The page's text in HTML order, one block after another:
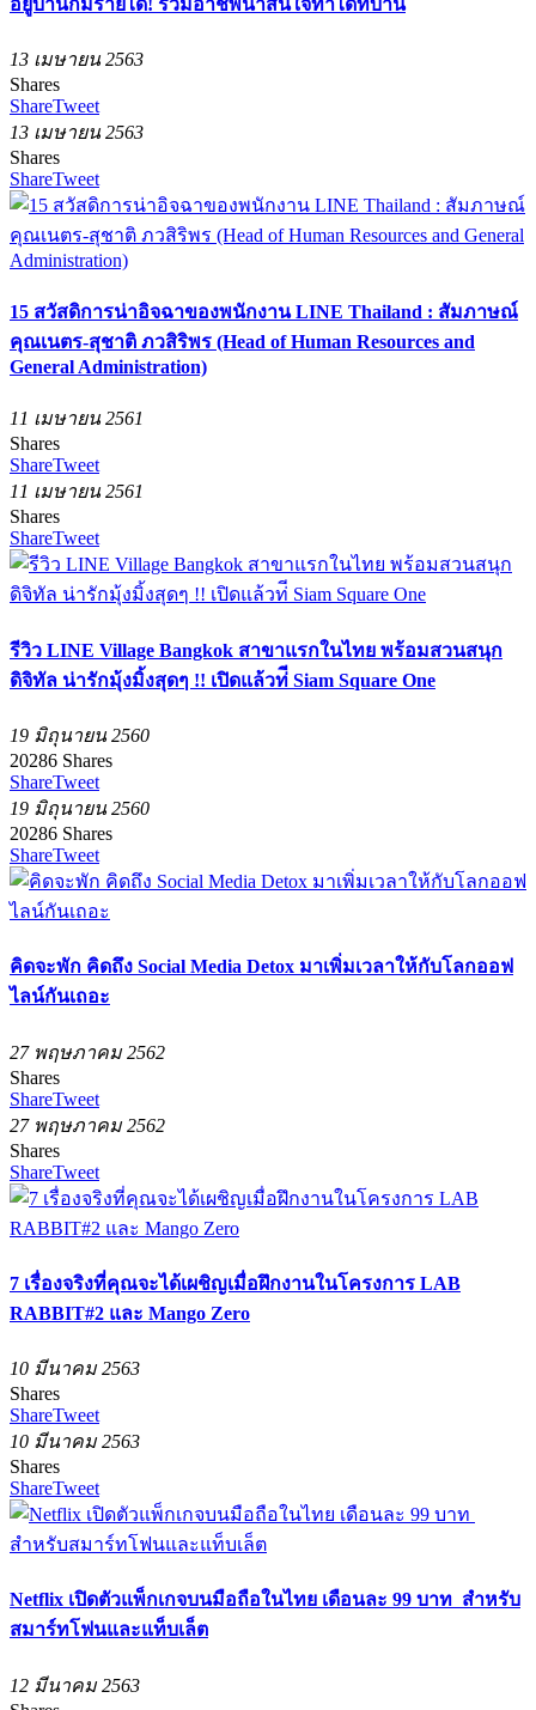
13 เมษายน 2563
Shares
ShareTweet
13 เมษายน 2563
Shares
ShareTweet
15 สวัสดิการน่าอิจฉาของพนักงาน LINE Thailand : สัมภาษณ์
คุณเนตร-สุชาติ ภวสิริพร (Head of Human Resources and
General Administration)
11 เมษายน 2561
Shares
ShareTweet
11 เมษายน 2561
Shares
ShareTweet
รีวิว LINE Village Bangkok สาขาแรกในไทย พร้อมสวนสนุก
ดิจิทัล น่ารักมุ้งมิ้งสุดๆ !! เปิดแล้วท่ี Siam Square One
19 มิถุนายน 2560
20286 Shares
ShareTweet
19 มิถุนายน 2560
20286 Shares
ShareTweet
คิดจะพัก คิดถึง Social Media Detox มาเพิ่มเวลาให้กับโลกออฟ
ไลน์กันเถอะ
27 พฤษภาคม 2562
Shares
ShareTweet
27 พฤษภาคม 2562
Shares
ShareTweet
7 เรื่องจริงที่คุณจะได้เผชิญเมื่อฝึกงานในโครงการ LAB
RABBIT#2 และ Mango Zero
10 มีนาคม 2563
Shares
ShareTweet
10 มีนาคม 2563
Shares
ShareTweet
​Netflix เปิดตัวแพ็กเกจบนมือถือในไทย เดือนละ 99 บาท สำหรับ
สมาร์ทโฟนและแท็บเล็ต
12 มีนาคม 2563